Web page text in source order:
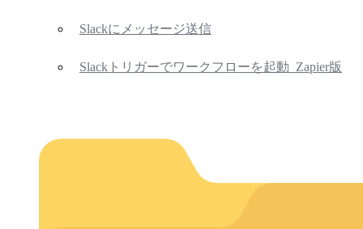
Slackにメッセージ送信
Slackトリガーでワークフローを起動_Zapier版